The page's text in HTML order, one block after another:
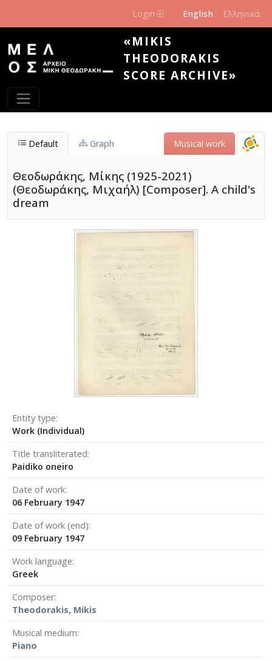
Login English Ελληνικά
«MIKIS
THEODORAKIS
SCORE ARCHIVE»
Default Graph Musical work
Θεοδωράκης, Μίκης (1925-2021)
(Θεοδωράκης, Μιχαήλ) [Composer]. A child's
dream
Entity type
Work (Individual)
Title transliterated
Paidiko oneiro
Date of work
06 February 1947
Date of work (end)
09 February 1947
Work language
Greek
Composer
Theodorakis, Mikis
Musical medium
Piano